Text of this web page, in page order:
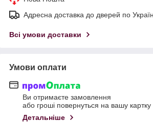
Адресна доставка до дверей по
Всі умови доставки
Умови оплати
Ви отримаєте замовлення
або гроші повернуться на вашу картку
Детальніше